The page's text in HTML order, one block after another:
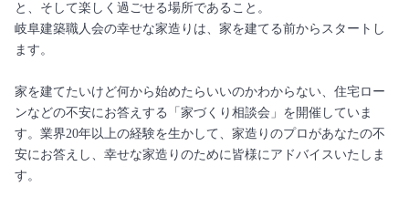
と、そして楽しく過ごせる場所であること。
岐阜建築職人会の幸せな家造りは、家を建てる前からスタートし
ます。
家を建てたいけど何から始めたらいいのかわからない、住宅ロー
ンなどの不安にお答えする「家づくり相談会」を開催していま
す。業界20年以上の経験を生かして、家造りのプロがあなたの不
安にお答えし、幸せな家造りのために皆様にアドバイスいたしま
す。